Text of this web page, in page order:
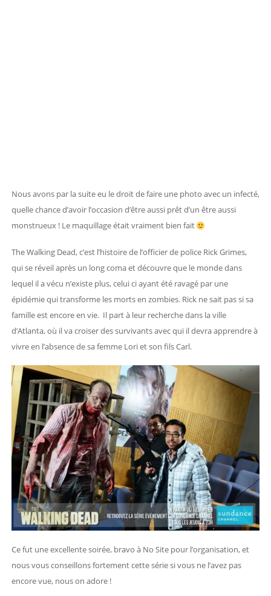
Nous avons par la suite eu le droit de faire une photo avec un infecté,
quelle chance d’avoir l’occasion d’être aussi prêt d’un être aussi
monstrueux ! Le maquillage était vraiment bien fait
The Walking Dead, c’est l’histoire de l’officier de police Rick Grimes,
qui se réveil après un long coma et découvre que le monde dans
lequel il a vécu n’existe plus, celui ci ayant été ravagé par une
épidémie qui transforme les morts en zombies. Rick ne sait pas si sa
famille est encore en vie. Il part à leur recherche dans la ville
d’Atlanta, où il va croiser des survivants avec qui il devra apprendre à
vivre en l’absence de sa femme Lori et son fils Carl.
Ce fut une excellente soirée, bravo à No Site pour l’organisation, et
nous vous conseillons fortement cette série si vous ne l’avez pas
encore vue, nous on adore !